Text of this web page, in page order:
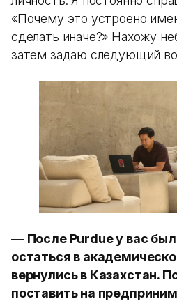
«Почему это устроено
сделать иначе?» Нахожу
затем задаю следующий
— После Purdue у вас
остаться в
вернулись в Казахстан.
поставить на